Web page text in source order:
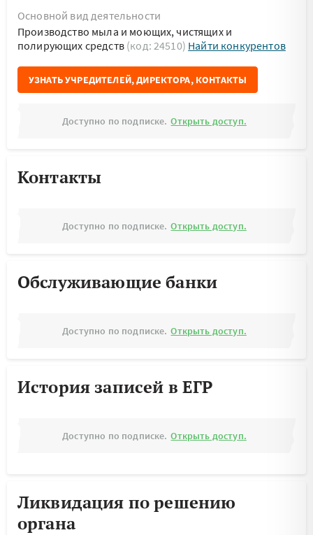
Основной вид деятельности
Производство мыла и моющих, чистящих и
полирующих средств (код: 24510) Найти конкурентов
УЗНАТЬ УЧРЕДИТЕЛЕЙ, ДИРЕКТОРА, КОНТАКТЫ
Доступно по подписке. Открыть доступ.
Контакты
Доступно по подписке. Открыть доступ.
Обслуживающие банки
Доступно по подписке. Открыть доступ.
История записей в ЕГР
Доступно по подписке. Открыть доступ.
Ликвидация по решению
органа